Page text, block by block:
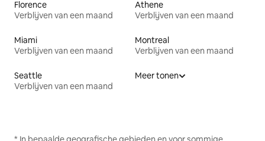
Florence
Verblijven van een maand
Athene
Verblijven van een maand
Miami
Verblijven van een maand
Montreal
Verblijven van een maand
Seattle
Verblijven van een maand
Meer tonen